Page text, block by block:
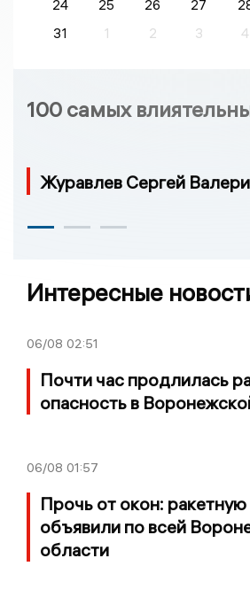
24 25 26 27
31
1 2 3 4
100 самых
Журавлев Сергей
Интересные
06/08 02:51
Почти час продлилась
опасность в
06/08 01:57
Прочь от окон:
объявили по всей
области